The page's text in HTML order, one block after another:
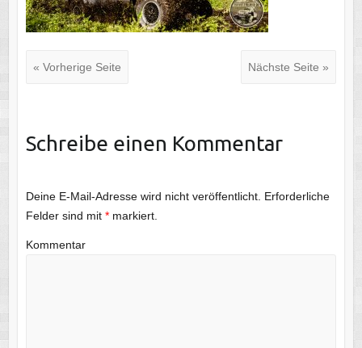
« Vorherige Seite Nächste Seite »
Schreibe einen Kommentar
Deine E-Mail-Adresse wird nicht veröffentlicht. Erforderliche
Felder sind mit *markiert.
Kommentar